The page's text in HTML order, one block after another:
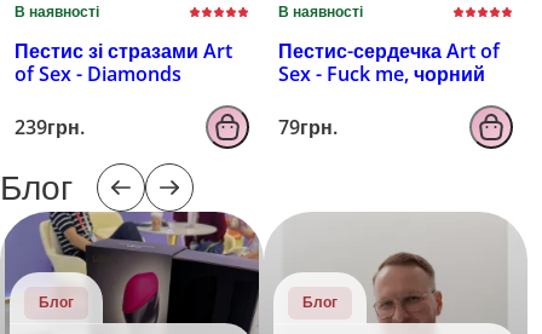
В наявності
Пестис зі стразами Art
of Sex - Diamonds
239грн.
В наявності
Пестис-сердечка Art of
Sex - Fuck me, чорний
79грн.
Блог
Блог Блог